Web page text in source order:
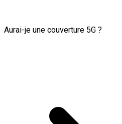
Aurai-je une couverture 5G ?